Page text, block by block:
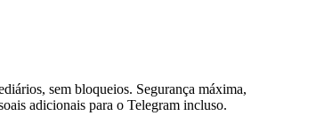
sem bloqueios. Segurança máxima,
adicionais para o Telegram incluso.